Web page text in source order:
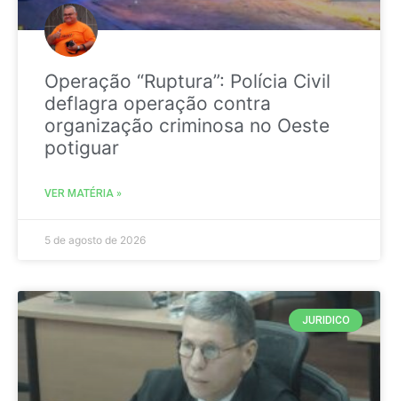
Operação “Ruptura”: Polícia Civil
deflagra operação contra
organização criminosa no Oeste
potiguar
VER MATÉRIA »
5 de agosto de 2026
JURIDICO